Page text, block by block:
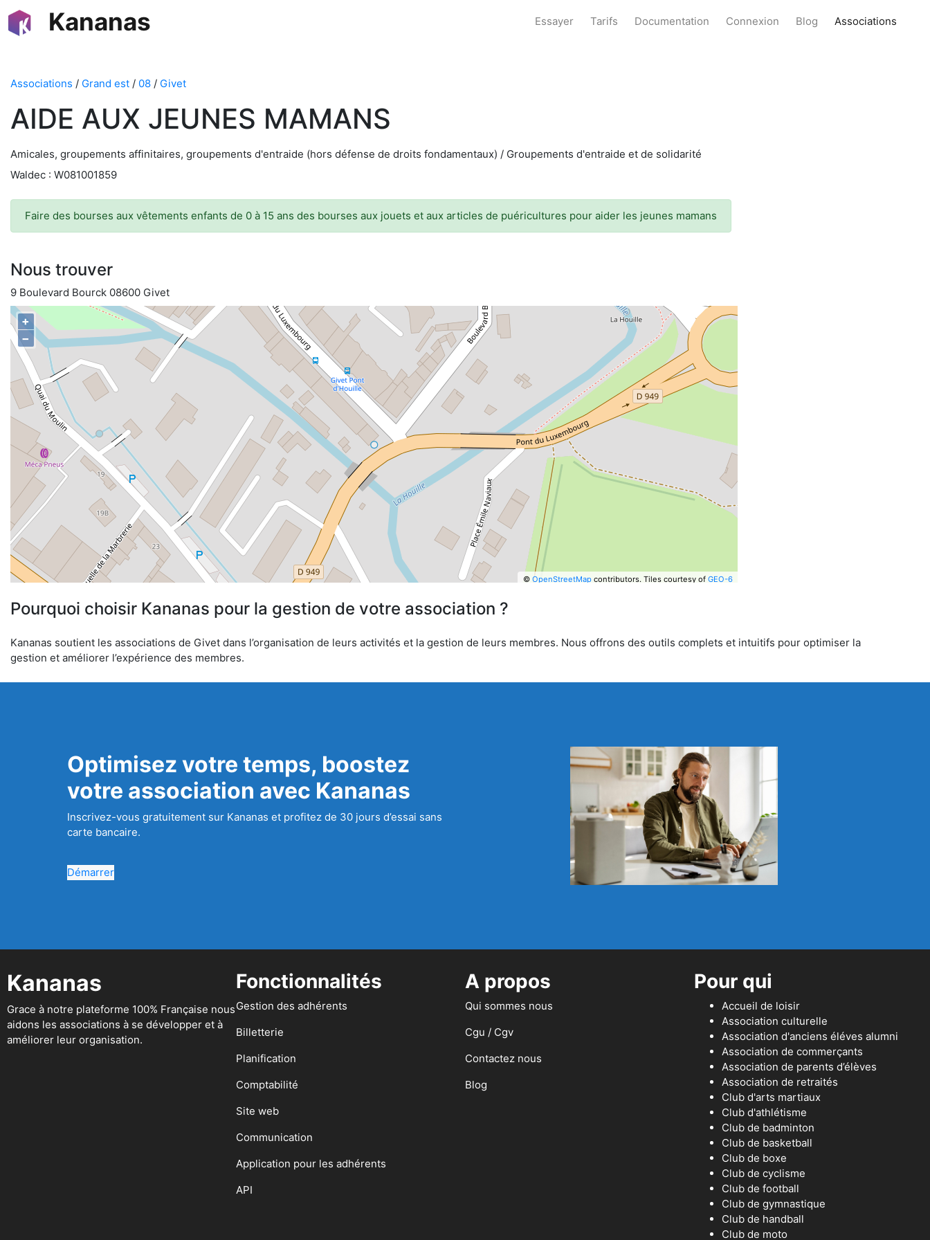
Kananas Essayer Tarifs Documentation Connexion Blog Associations
Associations / Grand est / 08 / Givet
AIDE AUX JEUNES MAMANS
Amicales, groupements affinitaires, groupements d'entraide (hors défense de droits fondamentaux) / Groupements d'entraide et de solidarité
Waldec : W081001859
Faire des bourses aux vêtements enfants de 0 à 15 ans des bourses aux jouets et aux articles de puéricultures pour aider les jeunes mamans
Nous trouver
9 Boulevard Bourck 08600 Givet
+
−
© OpenStreetMapcontributors. Tiles courtesy of GEO-6
Pourquoi choisir Kananas pour la gestion de votre association ?
Kananas soutient les associations de Givet dans l’organisation de leurs activités et la gestion de leurs membres. Nous offrons des outils complets et intuitifs pour optimiser la
gestion et améliorer l’expérience des membres.
Optimisez votre temps, boostez
votre association avec Kananas
Inscrivez-vous gratuitement sur Kananas et profitez de 30 jours d’essai sans
carte bancaire.
Démarrer
Kananas
Grace à notre plateforme 100% Française nous
aidons les associations à se développer et à
améliorer leur organisation.
Fonctionnalités
Gestion des adhérents
Billetterie
Planification
Comptabilité
Site web
Communication
Application pour les adhérents
API
A propos
Qui sommes nous
Cgu / Cgv
Contactez nous
Blog
Pour qui
Accueil de loisir
Association culturelle
Association d'anciens éléves alumni
Association de commerçants
Association de parents d’élèves
Association de retraités
Club d'arts martiaux
Club d'athlétisme
Club de badminton
Club de basketball
Club de boxe
Club de cyclisme
Club de football
Club de gymnastique
Club de handball
Club de moto